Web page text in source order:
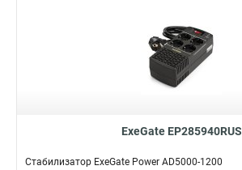
ExeGate EP285940RUS
Стабилизатор ExeGate Power AD5000-1200